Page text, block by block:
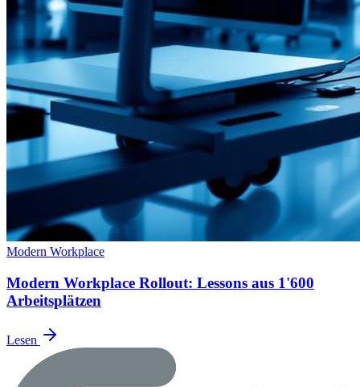
Modern Workplace
Modern Workplace Rollout: Lessons aus 1'600
Arbeitsplätzen
Lesen